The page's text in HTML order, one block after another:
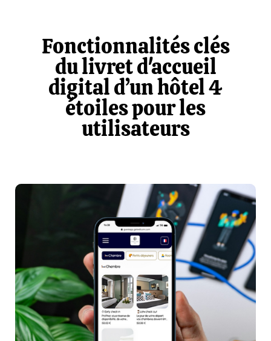
Fonctionnalités clés
du livret d'accueil
digital d’un hôtel 4
étoiles pour les
utilisateurs